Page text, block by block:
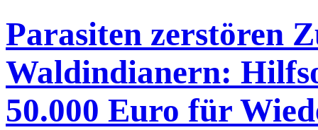
Parasiten zerstören
Waldindianern:
50.000 Euro für